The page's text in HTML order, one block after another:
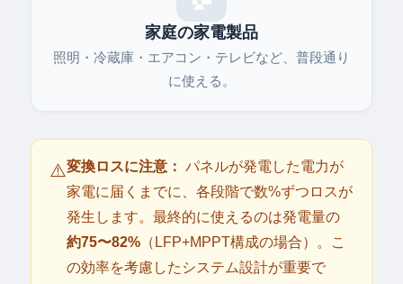
家庭の家電製品
照明・冷蔵庫・エアコン・テレビなど、普段通り
に使える。
⚠️変換ロスに注意： パネルが発電した電力が
家電に届くまでに、各段階で数%ずつロスが
発生します。最終的に使えるのは発電量の
約75〜82%（LFP+MPPT構成の場合）。こ
の効率を考慮したシステム設計が重要で